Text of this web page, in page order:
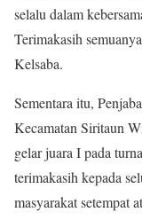
selalu dalam
Terimakasih
Kelsaba.
Sementara itu,
Kecamatan Siritaun
gelar juara I pada
terimakasih kepada
masyarakat setempat